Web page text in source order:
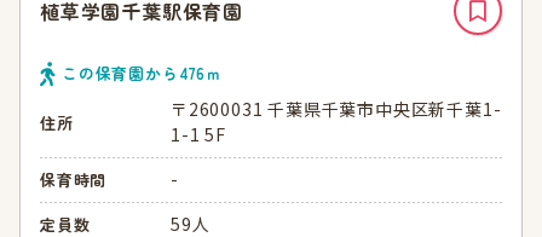
植草学園千葉駅保育園
この保育園から 476ｍ
住所
〒2600031 千葉県千葉市中央区新千葉1-
1-1 5F
保育時間 -
定員数 59人